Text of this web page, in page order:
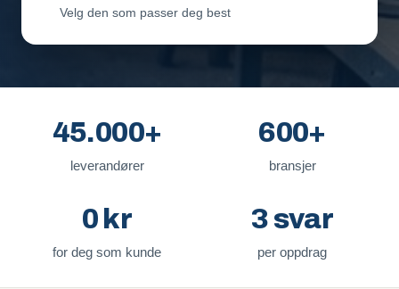
Velg den som passer deg best
45.000+
leverandører
600+
bransjer
0 kr
for deg som kunde
3 svar
per oppdrag